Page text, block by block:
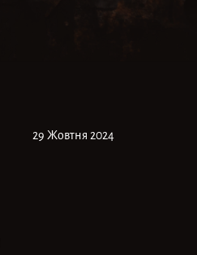
29 Жовтня 2024